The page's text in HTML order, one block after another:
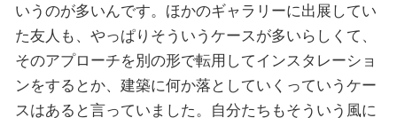
いうのが多いんです。ほかのギャラリーに出展してい
た友人も、やっぱりそういうケースが多いらしくて、
そのアプローチを別の形で転用してインスタレーショ
ンをするとか、建築に何か落としていくっていうケー
スはあると言っていました。自分たちもそういう風に